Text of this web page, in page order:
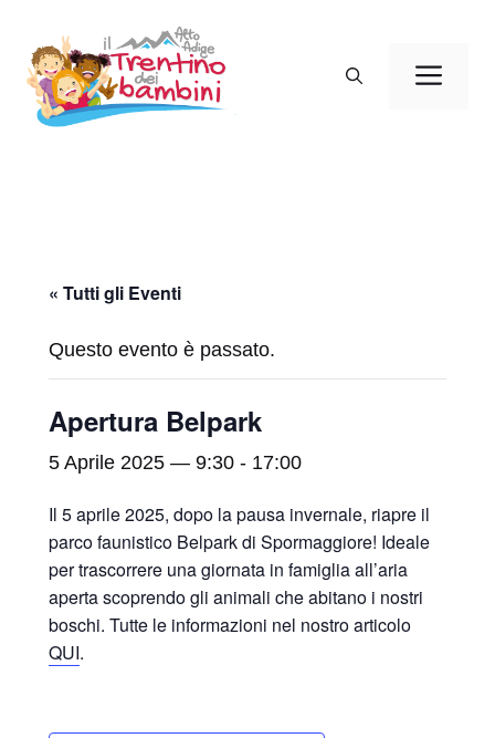
contenuto
« Tutti gli Eventi
Questo evento è passato.
Apertura Belpark
5 Aprile 2025 — 9:30 - 17:00
Il 5 aprile 2025, dopo la pausa invernale, riapre il
parco faunistico Belpark di Spormaggiore! Ideale
per trascorrere una giornata in famiglia all’aria
aperta scoprendo gli animali che abitano i nostri
boschi. Tutte le informazioni nel nostro articolo
QUI.